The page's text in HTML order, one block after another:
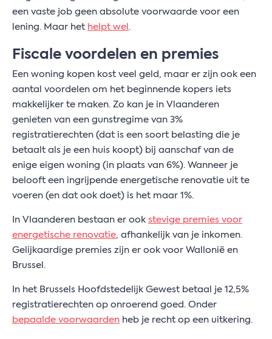
een vaste job geen absolute voorwaarde voor een
lening. Maar het helpt wel .
Fiscale voordelen en premies
Een woning kopen kost veel geld, maar er zijn ook een
aantal voordelen om het beginnende kopers iets
makkelijker te maken. Zo kan je in Vlaanderen
genieten van een gunstregime van 3%
registratierechten (dat is een soort belasting die je
betaalt als je een huis koopt) bij aanschaf van de
enige eigen woning (in plaats van 6%). Wanneer je
belooft een ingrijpende energetische renovatie uit te
voeren (en dat ook doet) is het maar 1%.
In Vlaanderen bestaan er ook stevige premies voor
energetische renovatie, afhankelijk van je inkomen.
Gelijkaardige premies zijn er ook voor Wallonië en
Brussel.
In het Brussels Hoofdstedelijk Gewest betaal je 12,5%
registratierechten op onroerend goed. Onder
bepaalde voorwaarden heb je recht op een uitkering.